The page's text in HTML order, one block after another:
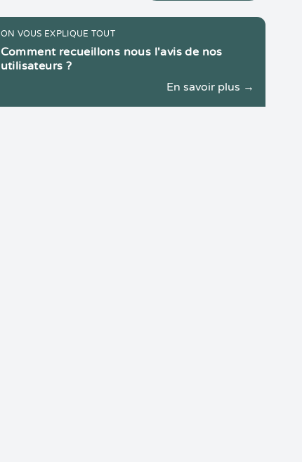
ON VOUS EXPLIQUE TOUT
Comment recueillons nous l'avis de nos
utilisateurs ?
En savoir plus →